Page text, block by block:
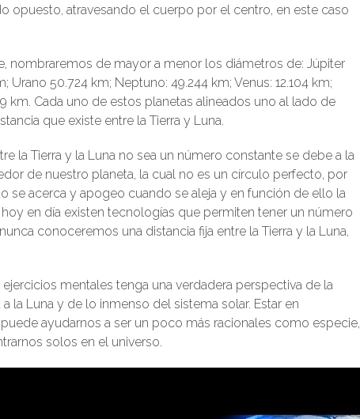
opuesto, atravesando el cuerpo por el centro, en este caso
nombraremos de mayor a menor los diámetros de: Júpiter
Urano 50.724 km; Neptuno: 49.244 km; Venus: 12.104 km;
km. Cada uno de estos planetas alineados uno al lado de
que existe entre la Tierra y Luna.
la Tierra y la Luna no sea un número constante se debe a la
de nuestro planeta, la cual no es un círculo perfecto, por
se acerca y apogeo cuando se aleja y en función de ello la
en día existen tecnologías que permiten tener un número
conoceremos una distancia fija entre la Tierra y la Luna,
mentales tenga una verdadera perspectiva de la
la Luna y de lo inmenso del sistema solar. Estar en
ayudarnos a ser un poco más racionales como especie,
solos en el universo.